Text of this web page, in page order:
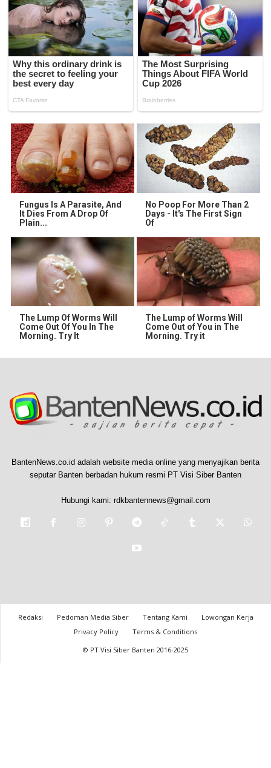
Fungus Is A Parasite, And
It Dies From A Drop Of
Plain...
No Poop For More Than 2
Days - It's The First Sign
Of
The Lump Of Worms Will
Come Out Of You In The
Morning. Try It
The Lump of Worms Will
Come Out of You in The
Morning. Try it
BantenNews.co.id adalah website media online yang menyajikan berita
seputar Banten berbadan hukum resmi PT Visi Siber Banten
Hubungi kami: rdkbantennews@gmail.com
Redaksi Pedoman Media Siber Tentang Kami
Lowongan Kerja
Privacy Policy
Terms & Conditions
© PT Visi Siber Banten 2016-2025